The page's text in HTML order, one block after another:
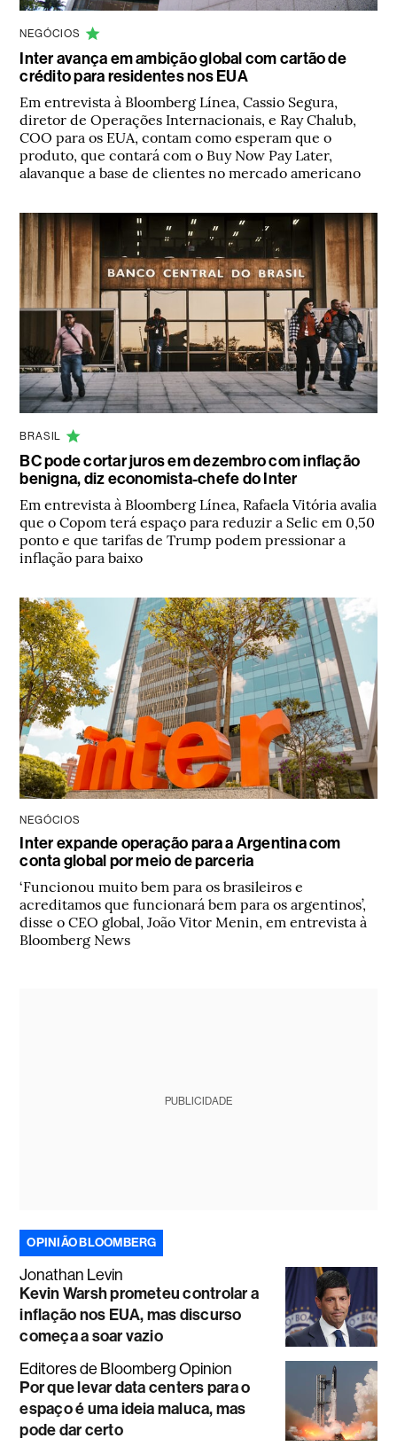
NEGÓCIOS
Inter avança em ambição global com cartão de
crédito para residentes nos EUA
Em entrevista à Bloomberg Línea, Cassio Segura,
diretor de Operações Internacionais, e Ray Chalub,
COO para os EUA, contam como esperam que o
produto, que contará com o Buy Now Pay Later,
alavanque a base de clientes no mercado americano
BRASIL
BC pode cortar juros em dezembro com inflação
benigna, diz economista-chefe do Inter
Em entrevista à Bloomberg Línea, Rafaela Vitória avalia
que o Copom terá espaço para reduzir a Selic em 0,50
ponto e que tarifas de Trump podem pressionar a
inflação para baixo
NEGÓCIOS
Inter expande operação para a Argentina com
conta global por meio de parceria
‘Funcionou muito bem para os brasileiros e
acreditamos que funcionará bem para os argentinos’,
disse o CEO global, João Vitor Menin, em entrevista à
Bloomberg News
PUBLICIDADE
OPINIÃO BLOOMBERG
Jonathan Levin
Kevin Warsh prometeu controlar a
inflação nos EUA, mas discurso
começa a soar vazio
Editores de Bloomberg Opinion
Por que levar data centers para o
espaço é uma ideia maluca, mas
pode dar certo